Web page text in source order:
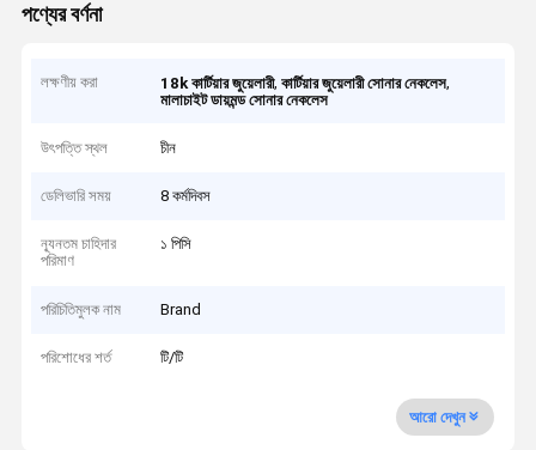
পণ্যের বর্ণনা
লক্ষণীয় করা 18k কার্টিয়ার জুয়েলারী,কার্টিয়ার জুয়েলারী সোনার নেকলেস,
মালাচাইট ডায়মন্ড সোনার নেকলেস
উৎপত্তি স্থল চীন
ডেলিভারি সময় 8 কর্মদিবস
ন্যূনতম চাহিদার
পরিমাণ
১ পিসি
পরিচিতিমুলক নাম Brand
পরিশোধের শর্ত টি/টি
আরো দেখুন